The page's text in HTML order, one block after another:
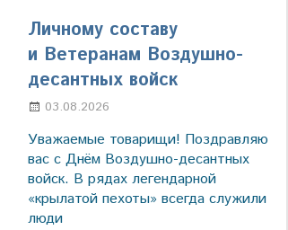
Личному составу
и Ветеранам Воздушно-
десантных войск
03.08.2026
Уважаемые товарищи! Поздравляю
вас с Днём Воздушно-десантных
войск. В рядах легендарной
«крылатой пехоты» всегда служили
люди